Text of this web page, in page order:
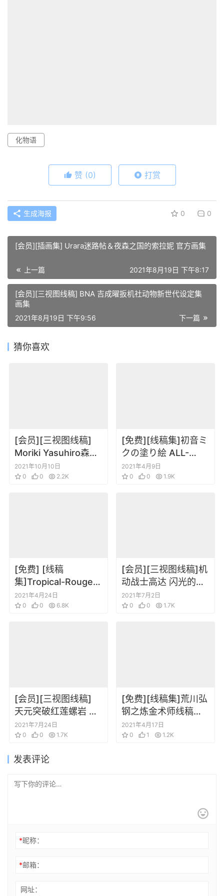
化物语
赞 (0) 打赏
生成海报 0 0
[会员][插画集] Urara迷路帖＆夜森之国的索拉妮 官方画集
上一篇 2021年8月19日 下午8:17
[会员][三视图线稿] BNA 吉成曜扳机社动物新世代设定集
画集
下一篇
2021年8月19日 下午9:56
猜你喜欢
[会员][三视图线稿]
Moriki Yasuhiro森木
靖泰DEAIGNWORKS
2021年10月10日
0
0 2.2K
[免费][线稿集]初音ミ
クの塗り絵 ALL-
STARS 初音线稿填色
画集系列第4本
2021年4月9日
0
0 1.9K
[免费] [线稿
集]Tropical-Rouge!
光之美少女稿线填色
图集3
2021年4月24日
0
0 6.8K
[会员][三视图线稿]机
动战士高达 闪光的哈
萨维 机甲设定集
2021年7月2日
0
0 1.7K
[会员][三视图线稿]
天元突破红莲螺岩 角
色设定三视图线稿资
料集2
2021年7月24日
0
0 1.7K
[免费][线稿集]荒川弘
钢之炼金术师线稿画
集
2021年4月17日
0
1 1.2K
发表评论
*昵称：
*邮箱：
网址：